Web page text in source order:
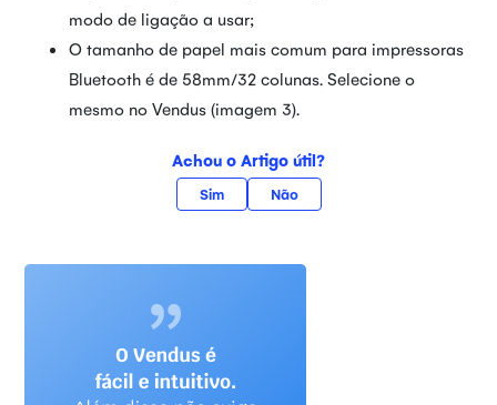
modo de ligação a usar;
O tamanho de papel mais comum para impressoras
Bluetooth é de 58mm/32 colunas. Selecione o
mesmo no Vendus (imagem 3).
Achou o Artigo útil?
Sim Não